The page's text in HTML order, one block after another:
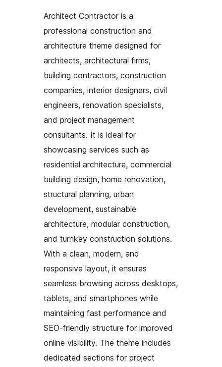
Architect Contractor is a
professional construction and
architecture theme designed for
architects, architectural firms,
building contractors, construction
companies, interior designers, civil
engineers, renovation specialists,
and project management
consultants. It is ideal for
showcasing services such as
residential architecture, commercial
building design, home renovation,
structural planning, urban
development, sustainable
architecture, modular construction,
and turnkey construction solutions.
With a clean, modern, and
responsive layout, it ensures
seamless browsing across desktops,
tablets, and smartphones while
maintaining fast performance and
SEO-friendly structure for improved
online visibility. The theme includes
dedicated sections for project